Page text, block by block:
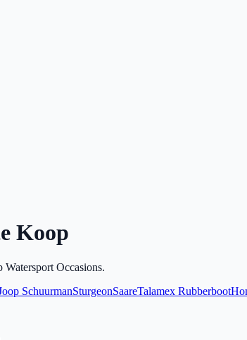
Koop
Watersport Occasions.
SchuurmanSturgeonSaareTalamex Rubberboot